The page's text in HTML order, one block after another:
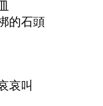
的石頭
哀叫